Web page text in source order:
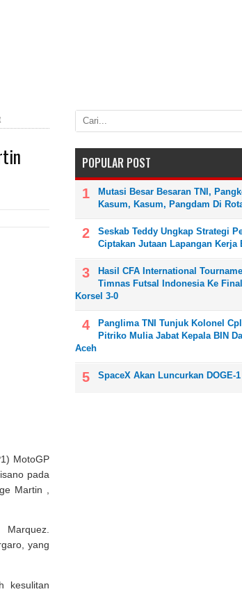
MotoGP
pada
Martin ,
yang
kesulitan
POPULAR POST
Mutasi Besar Besaran TNI,
Kasum, Kasum, Pangdam Di
Seskab Teddy Ungkap Strategi
Ciptakan Jutaan Lapangan Kerja
Hasil CFA International
Timnas Futsal Indonesia Ke
Korsel 3-0
Panglima TNI Tunjuk Kolonel
Pitriko Mulia Jabat Kepala BIN
Aceh
SpaceX Akan Luncurkan DOGE-